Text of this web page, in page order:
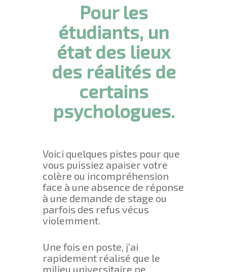
Pour les
étudiants, un
état des lieux
des réalités de
certains
psychologues.
Voici quelques pistes pour que
vous puissiez apaiser votre
colère ou incompréhension
face à une absence de réponse
à une demande de stage ou
parfois des refus vécus
violemment.
Une fois en poste, j’ai
rapidement réalisé que le
milieu universitaire ne